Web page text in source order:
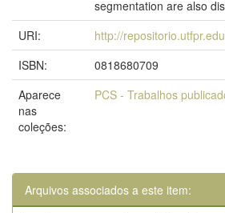
segmentation are also
URI:
http://
ISBN:
0818680709
Aparece
nas
coleções:
PCS - Trabalhos
Arquivos associados a este item: